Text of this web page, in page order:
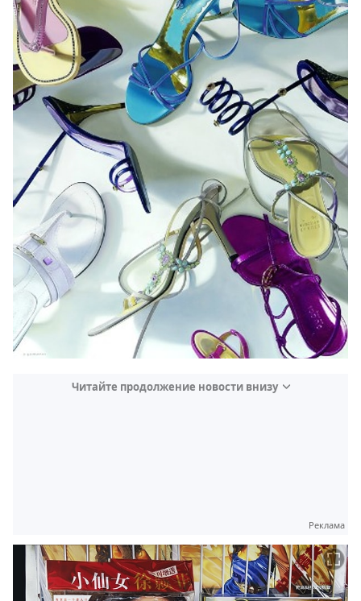
Читайте продолжение новости внизу
Реклама